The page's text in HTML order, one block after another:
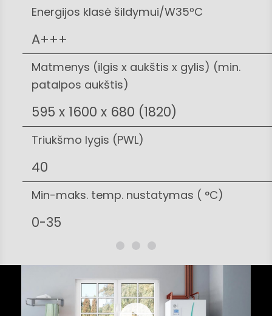
Energijos klasė šildymui/W35ºC
A+++
Matmenys (ilgis x aukštis x gylis) (min.
patalpos aukštis)
595 x 1600 x 680 (1820)
Triukšmo lygis (PWL)
40
Min-maks. temp. nustatymas ( °C)
0-35